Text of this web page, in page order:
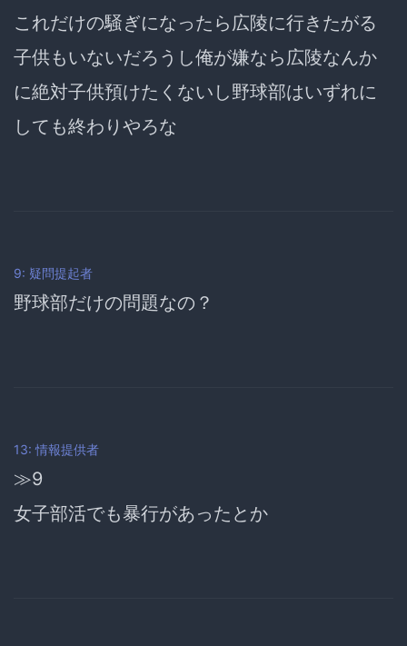
これだけの騒ぎになったら広陵に行きたがる
子供もいないだろうし俺が嫌なら広陵なんか
に絶対子供預けたくないし野球部はいずれに
しても終わりやろな
9: 疑問提起者
野球部だけの問題なの？
13: 情報提供者
≫9
女子部活でも暴行があったとか